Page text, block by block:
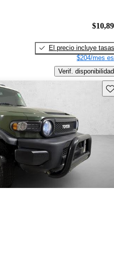
El precio incluye tasas
$204/mes
Verif. disponibilidad